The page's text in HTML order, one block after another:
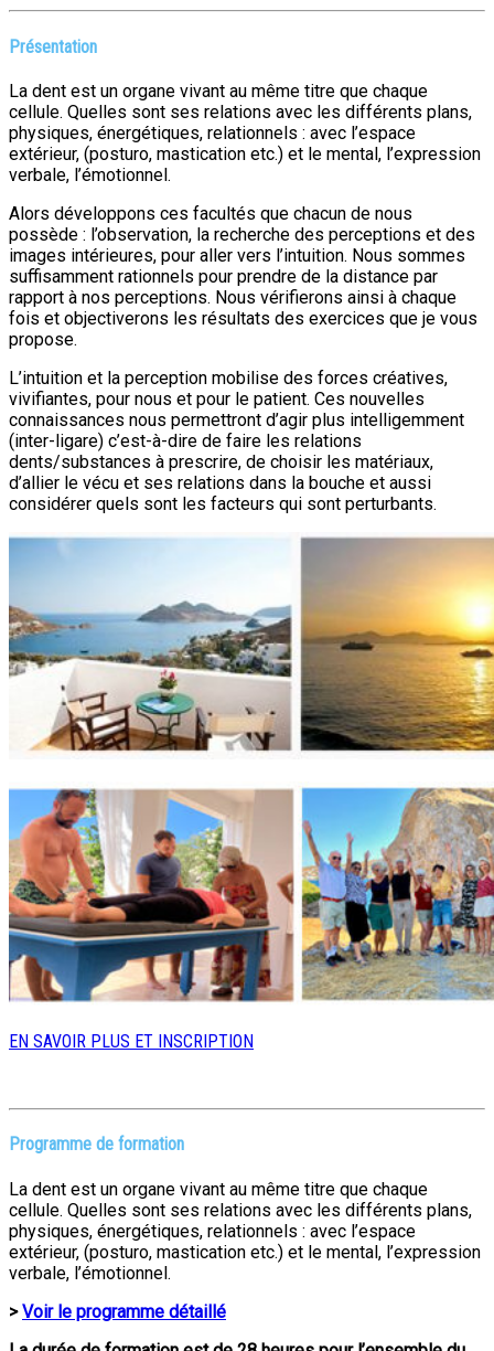
Présentation
La dent est un organe vivant au même titre que chaque
cellule. Quelles sont ses relations avec les différents plans,
physiques, énergétiques, relationnels : avec l’espace
extérieur, (posturo, mastication etc.) et le mental, l’expression
verbale, l’émotionnel.
Alors développons ces facultés que chacun de nous
possède : l’observation, la recherche des perceptions et des
images intérieures, pour aller vers l’intuition. Nous sommes
suffisamment rationnels pour prendre de la distance par
rapport à nos perceptions. Nous vérifierons ainsi à chaque
fois et objectiverons les résultats des exercices que je vous
propose.
L’intuition et la perception mobilise des forces créatives,
vivifiantes, pour nous et pour le patient. Ces nouvelles
connaissances nous permettront d’agir plus intelligemment
(inter-ligare) c’est-à-dire de faire les relations
dents/substances à prescrire, de choisir les matériaux,
d’allier le vécu et ses relations dans la bouche et aussi
considérer quels sont les facteurs qui sont perturbants.
EN SAVOIR PLUS ET INSCRIPTION
Programme de formation
La dent est un organe vivant au même titre que chaque
cellule. Quelles sont ses relations avec les différents plans,
physiques, énergétiques, relationnels : avec l’espace
extérieur, (posturo, mastication etc.) et le mental, l’expression
verbale, l’émotionnel.
>Voir le programme détaillé